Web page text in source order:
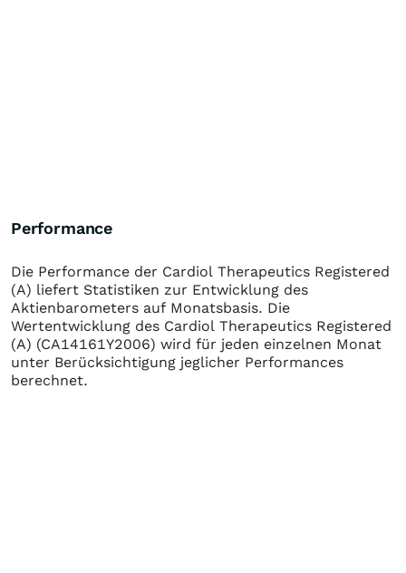
Performance
Die Performance der Cardiol Therapeutics Registered
(A) liefert Statistiken zur Entwicklung des
Aktienbarometers auf Monatsbasis. Die
Wertentwicklung des Cardiol Therapeutics Registered
(A) (CA14161Y2006) wird für jeden einzelnen Monat
unter Berücksichtigung jeglicher Performances
berechnet.